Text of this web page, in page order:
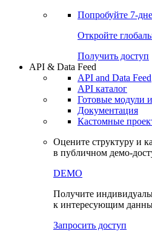
Попробуйте 7-
Откройте
Получить доступ
API & Data Feed
API and Data Feed
API каталог
Готовые модули
Документация
Кастомные
Оцените структуру и
в публичном демо-
DEMO
Получите
к интересующим
Запросить доступ